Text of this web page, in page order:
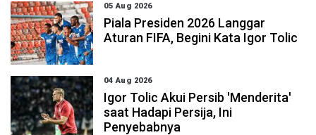
05 Aug 2026
Piala Presiden 2026 Langgar
Aturan FIFA, Begini Kata Igor Tolic
04 Aug 2026
Igor Tolic Akui Persib 'Menderita'
saat Hadapi Persija, Ini
Penyebabnya